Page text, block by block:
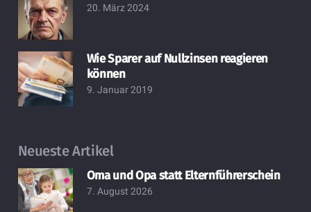
20. März 2024
Wie Sparer auf Nullzinsen reagieren
können
9. Januar 2019
Neueste Artikel
Oma und Opa statt Elternführerschein
7. August 2026